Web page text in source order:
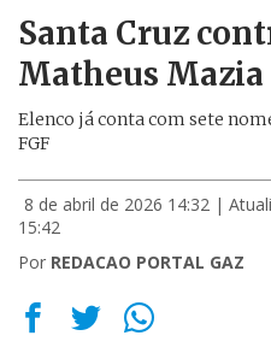
Santa Cruz
Matheus Mazia
Elenco já conta com sete
FGF
8 de abril de 2026 14:32 |
15:42
Por REDACAO PORTAL GAZ